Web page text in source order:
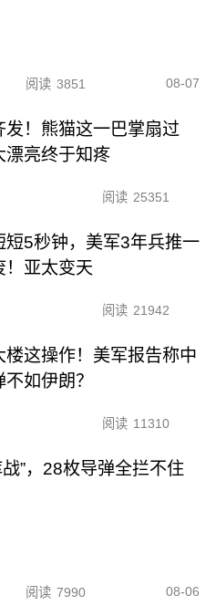
阅读 3851 08-07
发！熊猫这一巴掌扇过
漂亮终于知疼
阅读 25351
短5秒钟，美军3年兵推一
！亚太变天
阅读 21942
楼这操作！美军报告称中
不如伊朗？
阅读 11310
”，28枚导弹全拦不住
阅读 7990 08-06